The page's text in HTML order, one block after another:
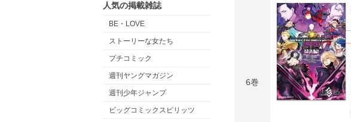
人気の掲載雑誌
BE・LOVE
ストーリーな女たち
プチコミック
週刊ヤングマガジン
週刊少年ジャンプ
ビッグコミックスピリッツ
6巻